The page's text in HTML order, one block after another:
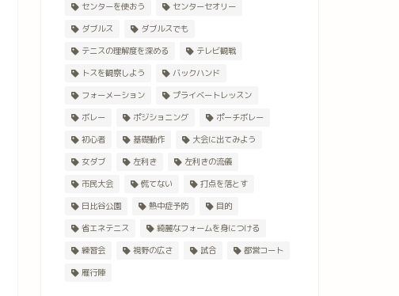
センターを使おう
センターセオリー
ダブルス
ダブルスでも
テニスの理解度を深める
テレビ観戦
トスを観察しよう
バックハンド
フォーメーション
プライベートレッスン
ボレー
ポジショニング
ポーチボレー
初心者
基礎動作
大会に出てみよう
女ダブ
左利き
左利きの流儀
市民大会
慌てない
打点を落とす
日比谷公園
熱中症予防
目的
省エネテニス
綺麗なフォームを身につける
練習会
視野の広さ 試合
都営コート
雁行陣